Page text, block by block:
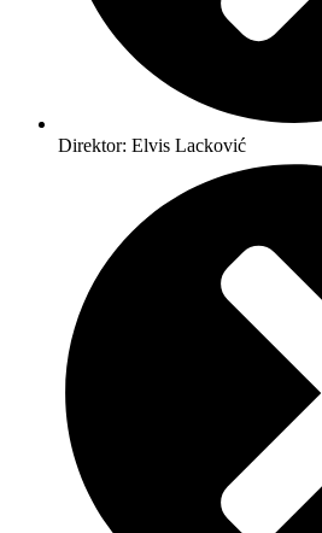
Direktor: Elvis Lacković